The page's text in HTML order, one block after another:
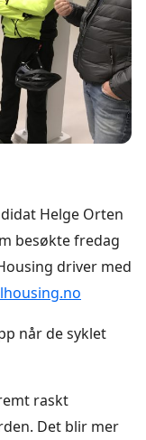
Helge Orten
besøkte fredag
driver med
når de syklet
raskt
Det blir mer